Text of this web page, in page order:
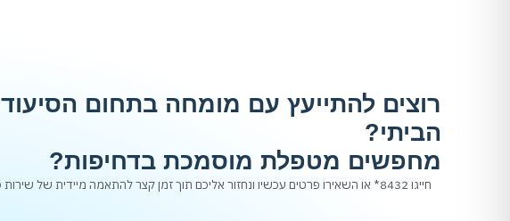
רוצים להתייעץ עם מומחה בתחום הסיעוד
הביתי?
מחפשים מטפלת מוסמכת בדחיפות?
חייגו 8432* או השאירו פרטים עכשיו ונחזור אליכם תוך זמן קצר להתאמה מיידית של שירות סיעודי בבית: